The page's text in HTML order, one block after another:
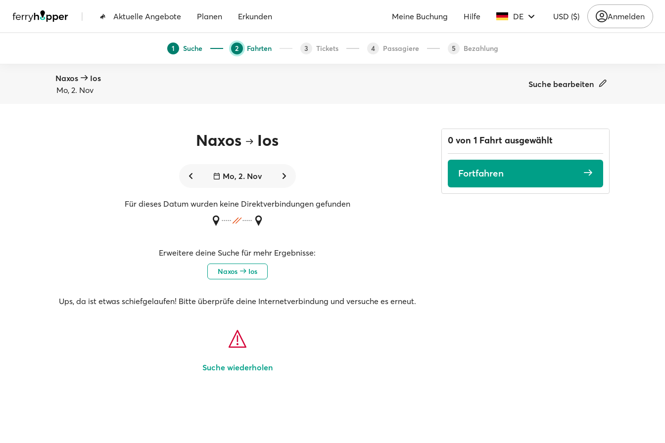
| Aktuelle Angebote Planen Erkunden Meine Buchung Hilfe DE USD ($) Anmelden
1 Suche 2 Fahrten 3 Tickets 4 Passagiere 5 Bezahlung
Naxos
Ios
Mo, 2. Nov
Suche bearbeiten
Naxos Ios
Mo, 2. Nov
Für dieses Datum wurden keine Direktverbindungen gefunden
Erweitere deine Suche für mehr Ergebnisse:
Naxos Ios
Ups, da ist etwas schiefgelaufen! Bitte überprüfe deine Internetverbindung und versuche es erneut.
Suche wiederholen
0 von 1 Fahrt ausgewählt
Fortfahren